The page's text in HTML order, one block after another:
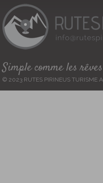
Simple comme les
© 2023 RUTES PIRINEUS TURISME